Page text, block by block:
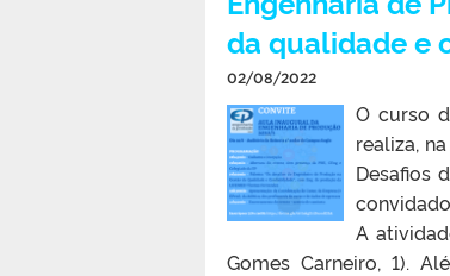
da qualidade e
02/08/2022
O curso
realiza,
Desafios
A
Gomes Carneiro, 1).